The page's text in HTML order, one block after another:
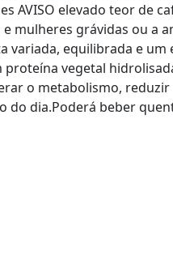
AVISO elevado teor de
mulheres grávidas ou a
variada, equilibrada e um
vegetal
o metabolismo, reduzir
do dia.Poderá beber